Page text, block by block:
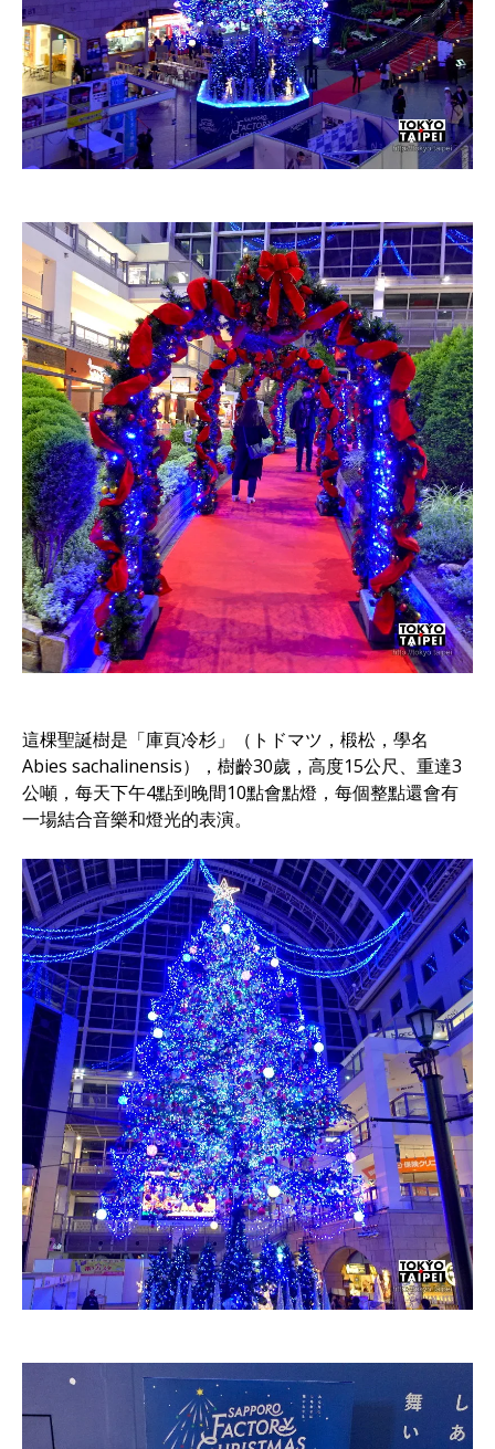
這棵聖誕樹是「庫頁冷杉」（トドマツ，椴松，學名
Abies sachalinensis），樹齡30歲，高度15公尺、重達3
公噸，每天下午4點到晚間10點會點燈，每個整點還會有
一場結合音樂和燈光的表演。